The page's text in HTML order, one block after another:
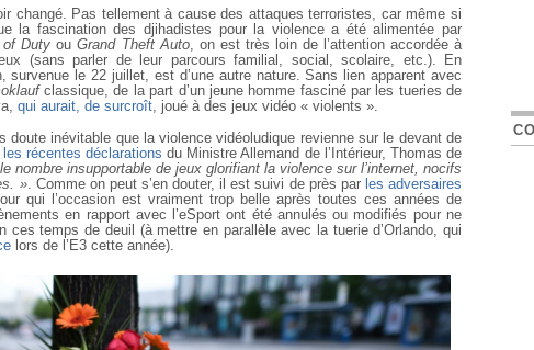
changé. Pas tellement à cause des attaques terroristes, car même si
la fascination des djihadistes pour la violence a été alimentée par
of Duty ouGrand Theft Auto, on est très loin de l’attention accordée à
(sans parler de leur parcours familial, social, scolaire, etc.). En
survenue le 22 juillet, est d’une autre nature. Sans lien apparent avec
classique, de la part d’un jeune homme fasciné par les tueries de
qui aurait, de surcroît, joué à des jeux vidéo « violents ».
doute inévitable que la violence vidéoludique revienne sur le devant de
les récentes déclarations du Ministre Allemand de l’Intérieur, Thomas de
nombre insupportable de jeux glorifiant la violence sur l’internet, nocifs
». Comme on peut s’en douter, il est suivi de près par les adversaires
qui l’occasion est vraiment trop belle après toutes ces années de
en rapport avec l’eSport ont été annulés ou modifiés pour ne
ces temps de deuil (à mettre en parallèle avec la tuerie d’Orlando, qui
lors de l’E3 cette année).